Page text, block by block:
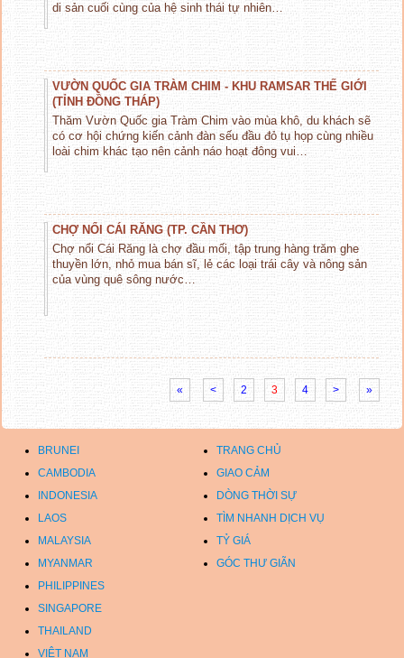
di sản cuối cùng của hệ sinh thái tự nhiên…
VƯỜN QUỐC GIA TRÀM CHIM - KHU RAMSAR THẾ GIỚI
(TỈNH ĐỒNG THÁP)
Thăm Vườn Quốc gia Tràm Chim vào mùa khô, du khách sẽ
có cơ hội chứng kiến cảnh đàn sếu đầu đỏ tụ họp cùng nhiều
loài chim khác tạo nên cảnh náo hoạt đông vui…
CHỢ NỔI CÁI RĂNG (TP. CẦN THƠ)
Chợ nổi Cái Răng là chợ đầu mối, tập trung hàng trăm ghe
thuyền lớn, nhỏ mua bán sĩ, lẻ các loại trái cây và nông sản
của vùng quê sông nước…
« < 2 3 4 > »
BRUNEI
TRANG CHỦ
CAMBODIA
GIAO CẢM
INDONESIA
DÒNG THỜI SỰ
LAOS
TÌM NHANH DỊCH VỤ
MALAYSIA
TỶ GIÁ
MYANMAR
GÓC THƯ GIÃN
PHILIPPINES
SINGAPORE
THAILAND
VIỆT NAM